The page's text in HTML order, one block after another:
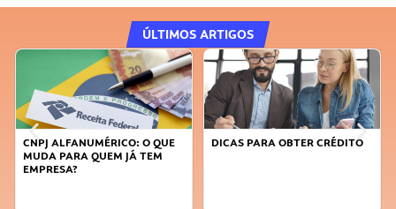
ÚLTIMOS ARTIGOS
DICAS PARA OBTER CRÉDITO
FAÇA A DIFERENÇA: SEJA